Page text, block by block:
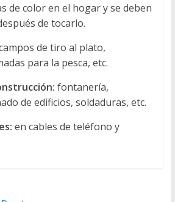
de color en el hogar y se deben
de tocarlo.
de tiro al plato,
para la pesca, etc.
fontanería,
de edificios, soldaduras, etc.
en cables de teléfono y